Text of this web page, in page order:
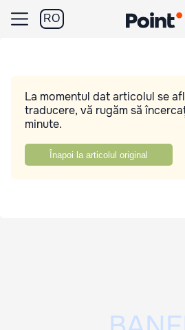
RO
La momentul dat articolul se
traducere, vă rugăm să
minute.
Înapoi la articolul original